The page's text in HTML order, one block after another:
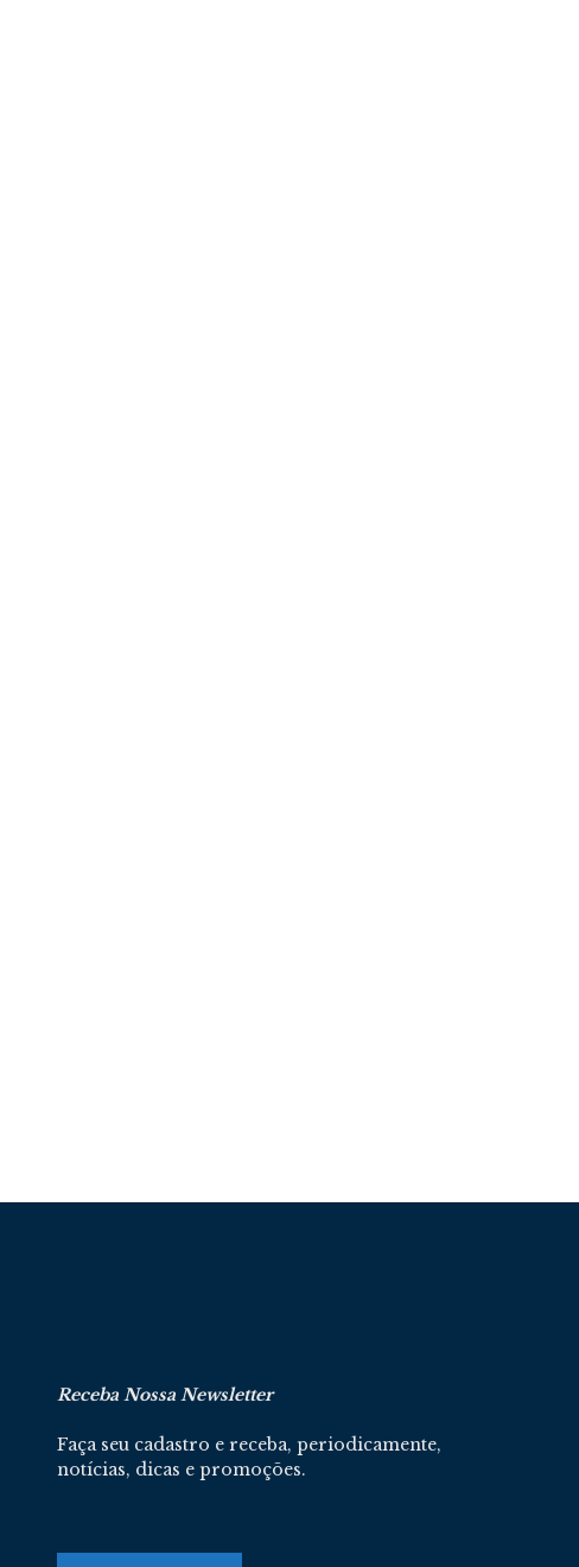
Receba Nossa Newsletter
Faça seu cadastro e receba, periodicamente,
notícias, dicas e promoções.